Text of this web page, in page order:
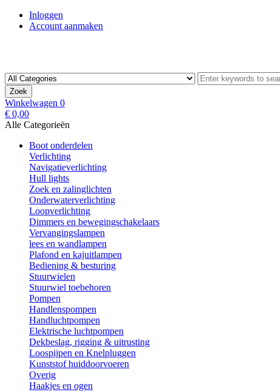
Inloggen
Account aanmaken
Zoek
Winkelwagen 0
€ 0,00
Alle Categorieën
Boot onderdelen
Verlichting
Navigatieverlichting
Hull lights
Zoek en zalinglichten
Onderwaterverlichting
Loopverlichting
Dimmers en bewegingschakelaars
Vervangingslampen
lees en wandlampen
Plafond en kajuitlampen
Bediening & besturing
Stuurwielen
Stuurwiel toebehoren
Pompen
Handlenspompen
Handluchtpompen
Elektrische luchtpompen
Dekbeslag, rigging & uitrusting
Loospijpen en Knelpluggen
Kunststof huiddoorvoeren
Overig
Haakjes en ogen